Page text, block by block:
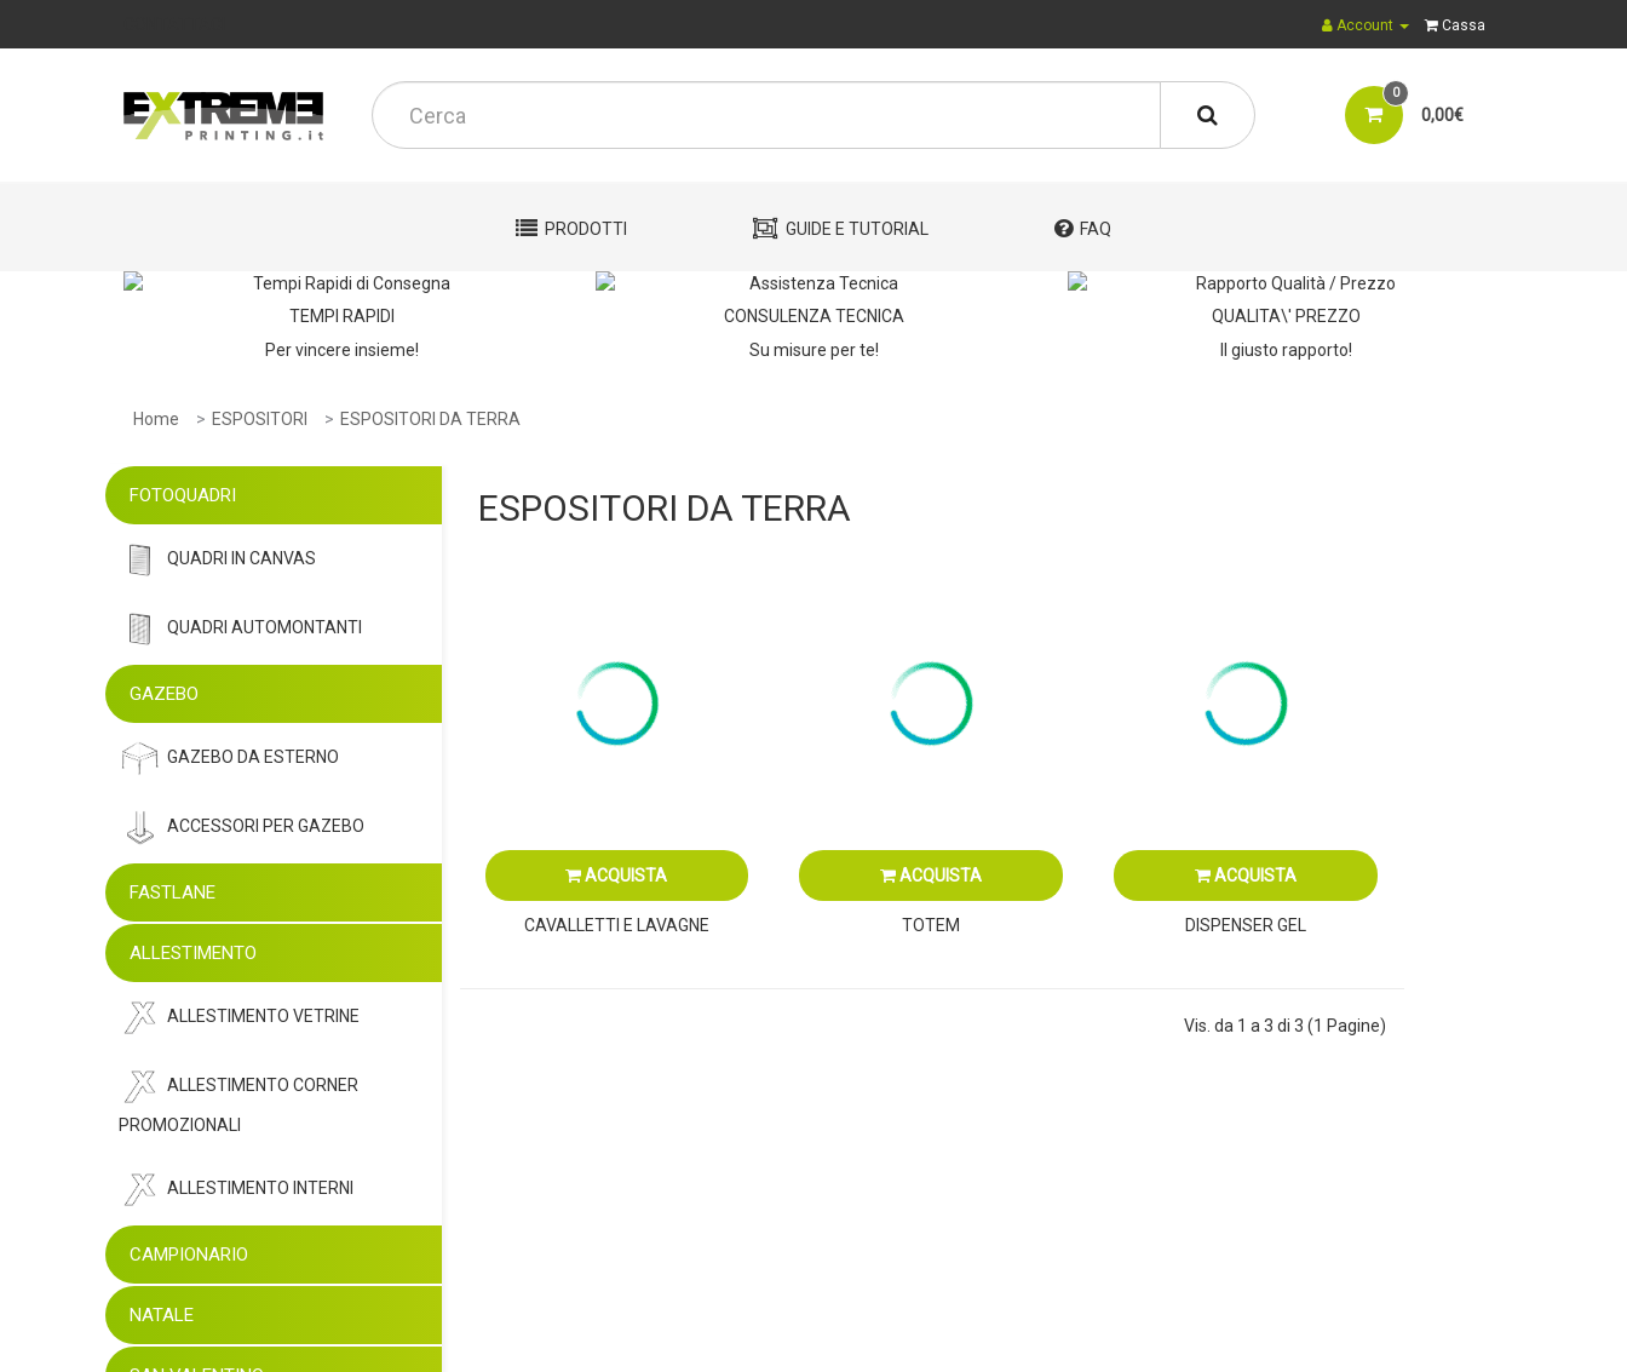
Account Cassa
0
0,00€
PRODOTTI GUIDE E TUTORIAL FAQ
TEMPI RAPIDI
Per vincere insieme!
CONSULENZA TECNICA
Su misure per te!
QUALITA\' PREZZO
Il giusto rapporto!
Home ESPOSITORI ESPOSITORI DA TERRA
FOTOQUADRI
QUADRI IN CANVAS
QUADRI AUTOMONTANTI
GAZEBO
GAZEBO DA ESTERNO
ACCESSORI PER GAZEBO
FASTLANE
ALLESTIMENTO
ALLESTIMENTO VETRINE
ALLESTIMENTO CORNER
PROMOZIONALI
ALLESTIMENTO INTERNI
CAMPIONARIO
NATALE
ESPOSITORI DA TERRA
ACQUISTA
CAVALLETTI E LAVAGNE
ACQUISTA
TOTEM
ACQUISTA
DISPENSER GEL
Vis. da 1 a 3 di 3 (1 Pagine)